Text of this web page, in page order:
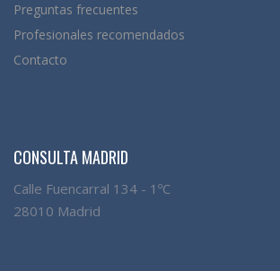
Preguntas frecuentes
Profesionales recomendados
Contacto
CONSULTA MADRID
Calle Fuencarral 134 - 1ºC
28010 Madrid